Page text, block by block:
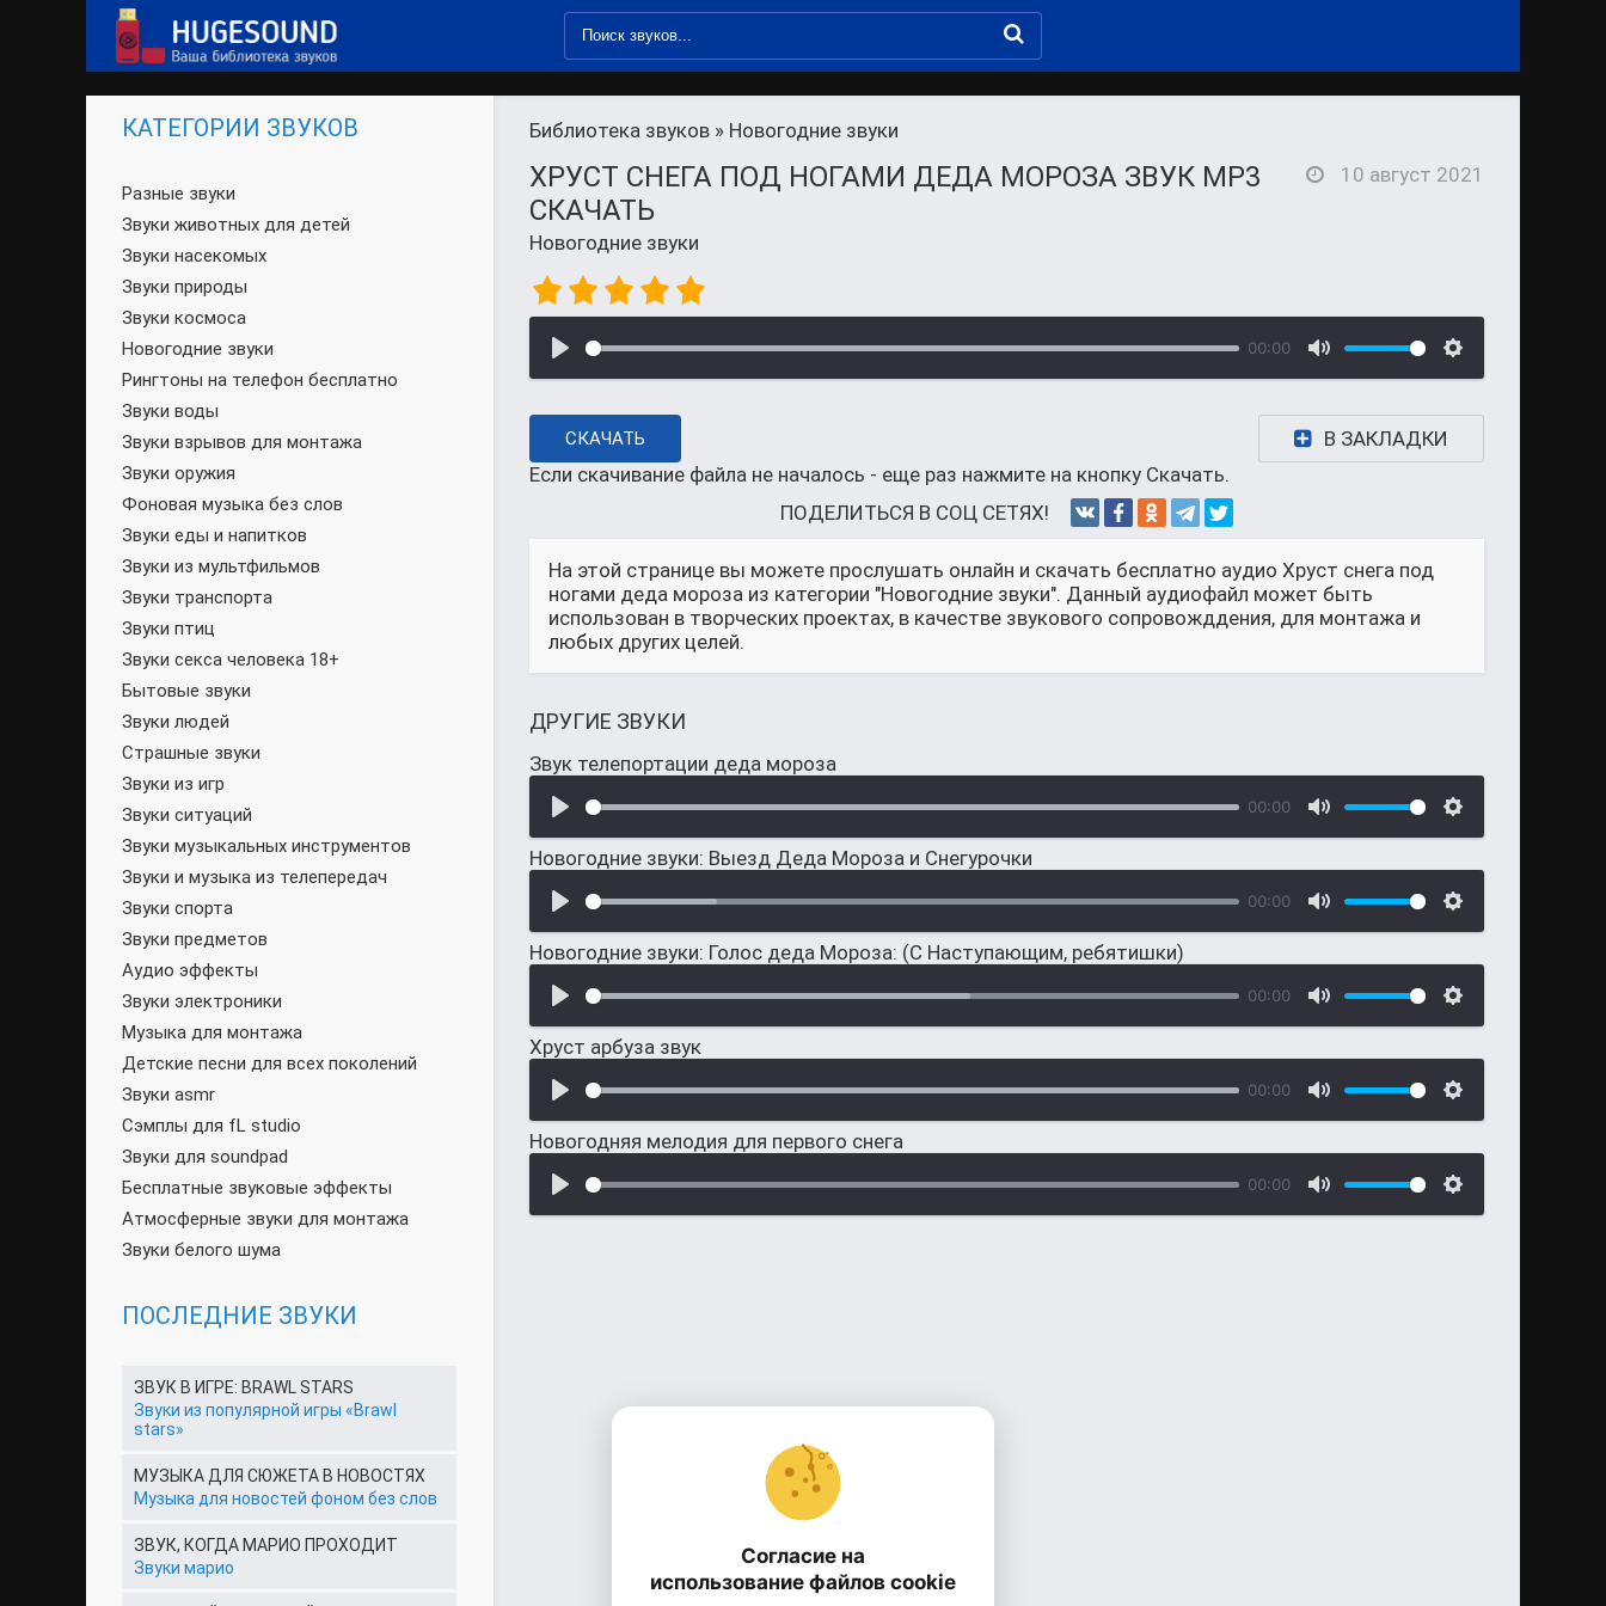
Библиотека звуков » Новогодние звуки
ХРУСТ СНЕГА ПОД НОГАМИ ДЕДА МОРОЗА ЗВУК MP3
СКАЧАТЬ
Новогодние звуки
10 август 2021
00:00
СКАЧАТЬ
В ЗАКЛАДКИ
Если скачивание файла не началось - еще раз нажмите на кнопку Скачать.
ПОДЕЛИТЬСЯ В СОЦ СЕТЯХ!
На этой странице вы можете прослушать онлайн и скачать бесплатно аудио Хруст снега под
ногами деда мороза из категории "Новогодние звуки". Данный аудиофайл может быть
использован в творческих проектах, в качестве звукового сопровожддения, для монтажа и
любых других целей.
ДРУГИЕ ЗВУКИ
Звук телепортации деда мороза
00:00
Новогодние звуки: Выезд Деда Мороза и Снегурочки
00:00
Новогодние звуки: Голос деда Мороза: (С Наступающим, ребятишки)
00:00
Хруст арбуза звук
00:00
Новогодняя мелодия для первого снега
00:00
КАТЕГОРИИ ЗВУКОВ
Разные звуки
Звуки животных для детей
Звуки насекомых
Звуки природы
Звуки космоса
Новогодние звуки
Рингтоны на телефон бесплатно
Звуки воды
Звуки взрывов для монтажа
Звуки оружия
Фоновая музыка без слов
Звуки еды и напитков
Звуки из мультфильмов
Звуки транспорта
Звуки птиц
Звуки секса человека 18+
Бытовые звуки
Звуки людей
Страшные звуки
Звуки из игр
Звуки ситуаций
Звуки музыкальных инструментов
Звуки и музыка из телепередач
Звуки спорта
Звуки предметов
Аудио эффекты
Звуки электроники
Музыка для монтажа
Детские песни для всех поколений
Звуки asmr
Сэмплы для fL studio
Звуки для soundpad
Бесплатные звуковые эффекты
Атмосферные звуки для монтажа
Звуки белого шума
ПОСЛЕДНИЕ ЗВУКИ
ЗВУК В ИГРЕ: BRAWL STARS
Звуки из популярной игры «Brawl
stars»
МУЗЫКА ДЛЯ СЮЖЕТА В НОВОСТЯХ
Музыка для новостей фоном без слов
ЗВУК, КОГДА МАРИО ПРОХОДИТ
Звуки марио
Согласие на
использование файлов cookie